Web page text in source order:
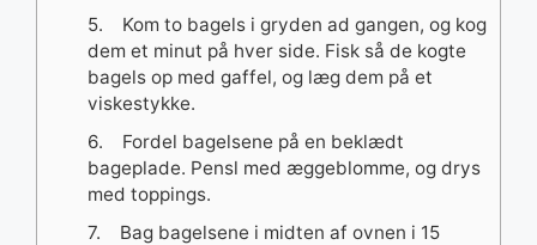
5. Kom to bagels i gryden ad gangen, og kog
dem et minut på hver side. Fisk så de kogte
bagels op med gaffel, og læg dem på et
viskestykke.
6. Fordel bagelsene på en beklædt
bageplade. Pensl med æggeblomme, og drys
med toppings.
7. Bag bagelsene i midten af ovnen i 15